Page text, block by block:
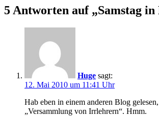
5 Antworten auf „Samstag in
Huge sagt:
12. Mai 2010 um 11:41 Uhr
Hab eben in einem anderen Blog
„Versammlung von Irrlehrern“. Hmm.